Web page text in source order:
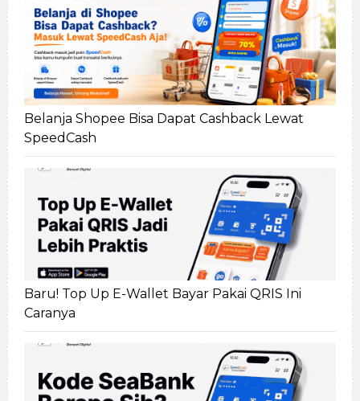
Belanja Shopee Bisa Dapat Cashback Lewat
SpeedCash
Baru! Top Up E-Wallet Bayar Pakai QRIS Ini
Caranya